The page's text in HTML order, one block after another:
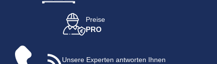
Preise
PRO
Unsere Experten antworten Ihnen